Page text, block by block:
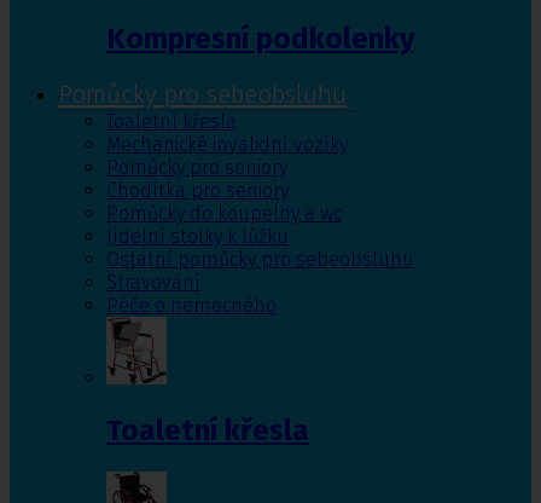
Kompresní podkolenky
Pomůcky pro sebeobsluhu
Toaletní křesla
Mechanické invalidní vozíky
Pomůcky pro seniory
Chodítka pro seniory
Pomůcky do koupelny a wc
Jídelní stolky k lůžku
Ostatní pomůcky pro sebeobsluhu
Stravování
Péče o nemocného
Toaletní křesla